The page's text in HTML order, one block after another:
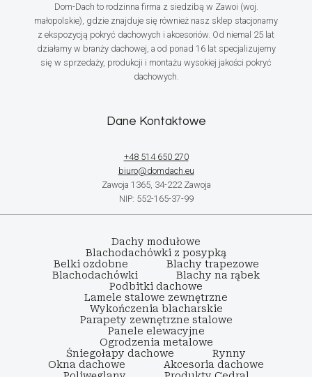
Dom-Dach to rodzinna firma z siedzibą w Zawoi (woj.
małopolskie), gdzie znajduje się również nasz sklep stacjonarny
z ekspozycją pokryć dachowych i akcesoriów. Od niemal 25 lat
działamy w branży dachowej, a od ponad 16 lat specjalizujemy
się w sprzedaży, produkcji i montażu wysokiej jakości pokryć
dachowych.
Dane Kontaktowe
+48 514 650 270
biuro@domdach.eu
Zawoja 1365, 34-222 Zawoja
NIP: 552-165-37-99
Dachy modułowe
Blachodachówki z posypką
Belki ozdobne
Blachy trapezowe
Blachodachówki
Blachy na rąbek
Podbitki dachowe
Lamele stalowe zewnętrzne
Wykończenia blacharskie
Parapety zewnętrzne stalowe
Panele elewacyjne
Ogrodzenia metalowe
Śniegołapy dachowe
Rynny
Okna dachowe
Akcesoria dachowe